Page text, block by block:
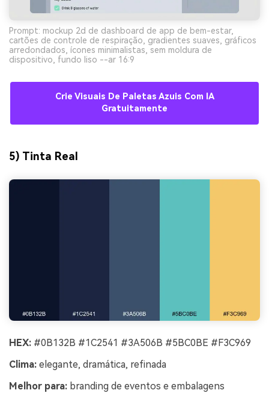
Prompt: mockup 2d de dashboard de app de bem-estar,
cartões de controle de respiração, gradientes suaves, gráficos
arredondados, ícones minimalistas, sem moldura de
dispositivo, fundo liso --ar 16:9
Crie Visuais De Paletas Azuis Com IA
Gratuitamente
5) Tinta Real
HEX: #0B132B #1C2541 #3A506B #5BC0BE #F3C969
Clima: elegante, dramática, refinada
Melhor para: branding de eventos e embalagens